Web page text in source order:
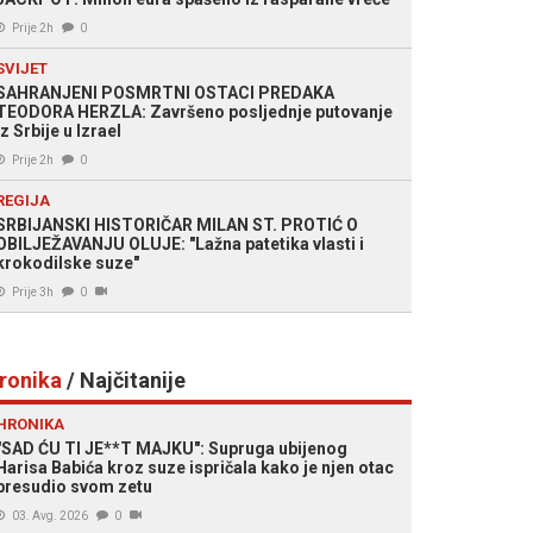
Prije 2h 0
POSMRTNI OSTACI PREDAKA
HERZLA: Završeno posljednje putovanje
Srbije u Izrael
Prije 2h 0
HISTORIČAR MILAN ST. PROTIĆ O
OLUJE: "Lažna patetika vlasti i
suze"
Prije 3h 0
/ Najčitanije
ĆU TI JE**T MAJKU": Supruga ubijenog
Babića kroz suze ispričala kako je njen otac
svom zetu
03. Avg. 2026 0